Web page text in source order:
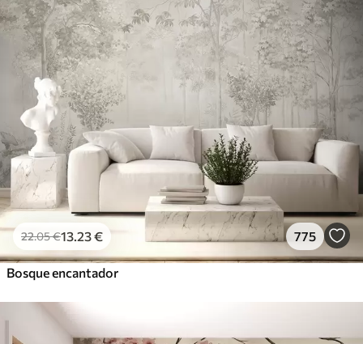
22.05€13.23€ 775
Bosque encantador